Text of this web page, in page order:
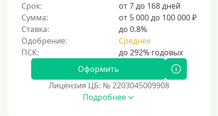
70000 руб
80000 руб
90000 руб
100000 руб
200000 руб
Срок:
от 7 до 168 дней
Сумма:
от 5 000 до 100 000 ₽
Ставка:
до 0.8%
Одобрение:
Среднее
Оформить
Лицензия ЦБ: № 2203045009908
Подробнее